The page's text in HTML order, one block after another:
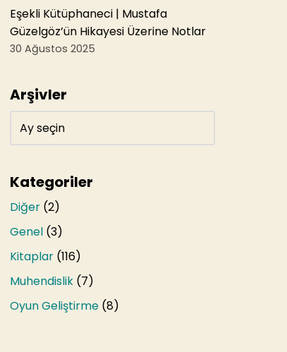
Eşekli Kütüphaneci | Mustafa
Güzelgöz’ün Hikayesi Üzerine Notlar
30 Ağustos 2025
Arşivler
Kategoriler
Diğer (2)
Genel (3)
Kitaplar (116)
Muhendislik (7)
Oyun Geliştirme (8)